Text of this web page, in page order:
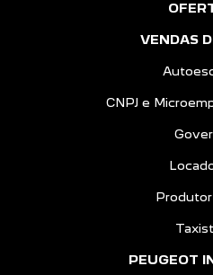
VENDAS
CNPJ e
Produtor
PEUGEOT